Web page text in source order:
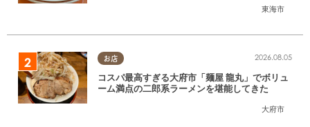
東海市
お店
大府市
2026.08.05
コスパ最高すぎる大府市「麺屋 龍丸」でボリュ
ーム満点の二郎系ラーメンを堪能してきた